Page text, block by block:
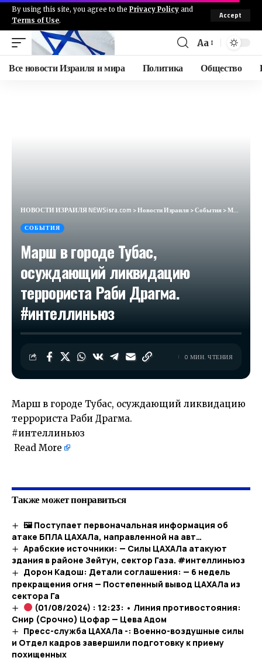
By using this site, you agree to the Privacy Policy and
Terms of Use.
Accept
Aa
Все новости Израиля и мира Политика Общество
НОВОСТИ ИЗРАИЛЯ NEWSisra.com >Новости Израиля>События>Марш в городе Тубас, осуждающий ликвидацию террориста Раби Драгма. #интеллиньюз
СОБЫТИЯ
Марш в городе Тубас,
осуждающий ликвидацию
террориста Раби Драгма.
#интеллиньюз
0 МИН. ЧТЕНИЯ
Марш в городе Тубас, осуждающий ликвидацию
террориста Раби Драгма.
#интеллиньюз
Read More
Также может понравиться
🖼 Поступает первоначальная информация об
атаке БПЛА ЦАХАЛа, направленной на авт…​
Арабские источники: — Силы ЦАХАЛа атакуют
здания в районе Зейтун, сектор Газа. #интеллиньюз
Дорон Кадош: Детали соглашения: — 6 недель
прекращения огня — Постепенный вывод ЦАХАЛа из
сектора Га
(01/08/2024) : 12:23: • Линия противостояния:
Снир (Срочно) Цофар — Цева Адом
Пресс-служба ЦАХАЛа -: Военно-воздушные силы
и Отдел кадров завершили подготовку к приему
похищенных